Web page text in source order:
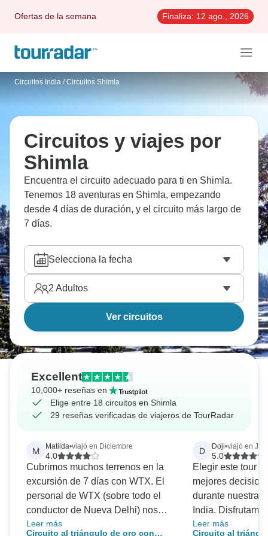
Ofertas de la semana Finaliza: 12 ago., 2026
Circuitos India / Circuitos Shimla
Circuitos y viajes por
Shimla
Encuentra el circuito adecuado para ti en Shimla.
Tenemos 18 aventuras en Shimla, empezando
desde 4 días de duración, y el circuito más largo de
7 días.
Selecciona la fecha
2 Adultos
Ver circuitos
Excellent
10,000+ reseñas en
Elige entre 18 circuitos en Shimla
29 reseñas verificadas de viajeros de TourRadar
M Matilda•viajó en Diciembre
4.0
Cubrimos muchos terrenos en la
excursión de 7 días con WTX. El
personal de WTX (sobre todo el
conductor de Nueva Delhi) nos
prestó unos servicios excelentes
Leer más
Circuito al triángulo de oro con
D Doji•viajó en
5.0
Elegir este tour
mejores
durante nuestras
India.
fortalezas,
Leer más
Circuito al